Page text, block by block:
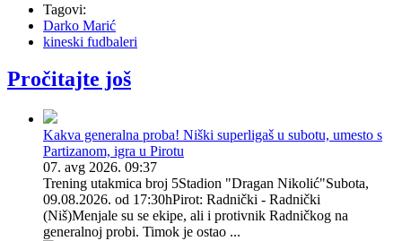
Tagovi:
Darko Marić
kineski fudbaleri
Pročitajte još
Kakva generalna proba! Niški superligaš u subotu, umesto s
Partizanom, igra u Pirotu
07. avg 2026. 09:37
Trening utakmica broj 5Stadion "Dragan Nikolić"Subota,
09.08.2026. od 17:30hPirot: Radnički - Radnički
(Niš)Menjale su se ekipe, ali i protivnik Radničkog na
generalnoj probi. Timok je ostao ...